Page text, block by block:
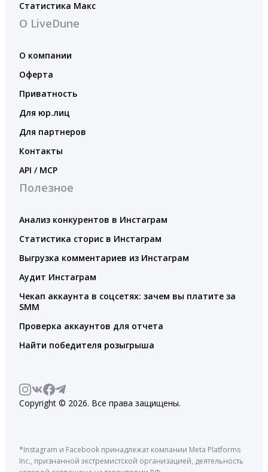
Статистика Макс
О LiveDune
О компании
Оферта
Приватность
Для юр.лиц
Для партнеров
Контакты
API / MCP
Полезное
Анализ конкурентов в Инстаграм
Статистика сторис в Инстаграм
Выгрузка комментариев из Инстаграм
Аудит Инстаграм
Чекап аккаунта в соцсетях: зачем вы платите за
SMM
Проверка аккаунтов для отчета
Найти победителя розыгрыша
Copyright © 2026. Все права защищены.
*Instagram и Facebook принадлежат компании Meta Platforms
Inc., признанной экстремистской организацией, деятельность